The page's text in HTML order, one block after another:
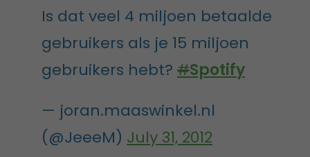
Is dat veel 4 miljoen betaalde
gebruikers als je 15 miljoen
gebruikers hebt? #Spotify
— joran.maaswinkel.nl
(@JeeeM) July 31, 2012